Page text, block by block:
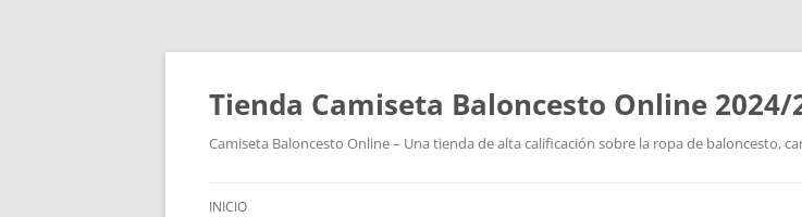
Tienda Camiseta Baloncesto Online 2024/
Camiseta Baloncesto Online – Una tienda de alta calificación sobre la ropa de baloncesto,
INICIO